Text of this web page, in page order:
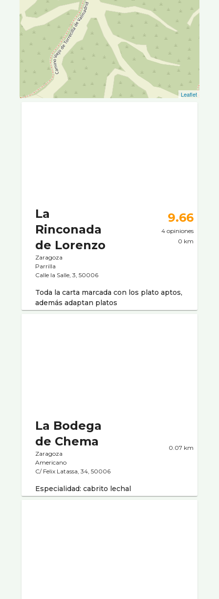
Leaflet
La
Rinconada
de Lorenzo
Zaragoza
Parrilla
Calle la Salle, 3, 50006
9.66
4 opiniones
0 km
Toda la carta marcada con los plato aptos,
además adaptan platos
La Bodega
de Chema
Zaragoza
Americano
C/ Felix Latassa, 34, 50006
0.07 km
Especialidad: cabrito lechal